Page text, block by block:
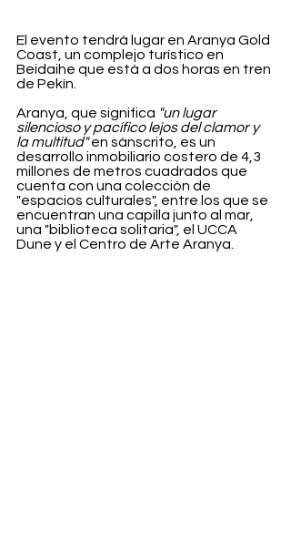
El evento tendrá lugar en Aranya Gold
Coast, un complejo turístico en
Beidaihe que está a dos horas en tren
de Pekín.
Aranya, que significa "un lugar
silencioso y pacífico lejos del clamor y
la multitud" en sánscrito, es un
desarrollo inmobiliario costero de 4,3
millones de metros cuadrados que
cuenta con una colección de
"espacios culturales", entre los que se
encuentran una capilla junto al mar,
una "biblioteca solitaria", el UCCA
Dune y el Centro de Arte Aranya.